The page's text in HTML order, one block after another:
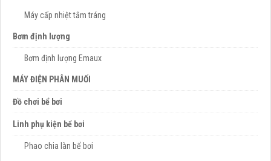
Máy cấp nhiệt tắm tráng
Bơm định lượng
Bơm định lượng Emaux
MÁY ĐIỆN PHÂN MUỐI
Đồ chơi bể bơi
Linh phụ kiện bể bơi
Phao chia làn bể bơi